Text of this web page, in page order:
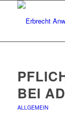
BEI
ALLGEMEIN